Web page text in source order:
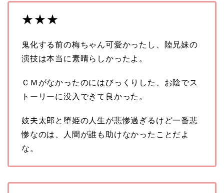
★★★
鬼化する前の梅ちゃん可愛かったし、陸兄妹の
演技は本当に素晴らしかったよ。
ＣＭがなかったのにはびっくりした、お陰でス
トーリーに没入できて良かった。
妓夫太郎と堕姫の人生が悲惨過ぎるけど一番悲
惨なのは、人間が誰も助けなかったことだよ
な。